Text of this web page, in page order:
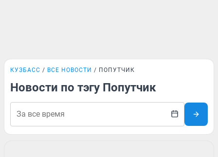
КУЗБАСС ВСЕ НОВОСТИ ПОПУТЧИК
Новости по тэгу Попутчик